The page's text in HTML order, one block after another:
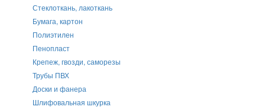
Стеклоткань, лакоткань
Бумага, картон
Полиэтилен
Пенопласт
Крепеж, гвозди, саморезы
Трубы ПВХ
Доски и фанера
Шлифовальная шкурка